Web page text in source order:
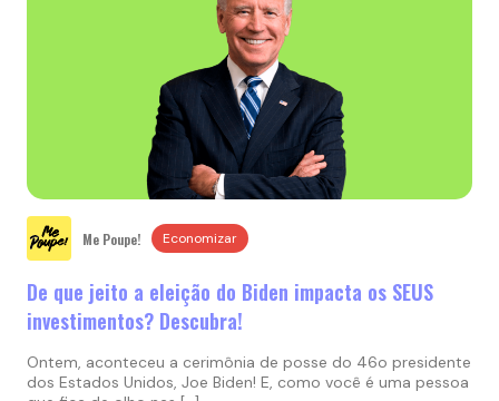
Me Poupe! Economizar
De que jeito a eleição do Biden impacta os SEUS
investimentos? Descubra!
Ontem, aconteceu a cerimônia de posse do 46o presidente
dos Estados Unidos, Joe Biden! E, como você é uma pessoa